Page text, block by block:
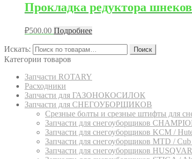
Прокладка редуктора
₽500.00 Подробнее
Искать: Поиск
Категории товаров
Запчасти ROTARY
Расходники
Запчасти для ГАЗОНОКОСИЛОК
Запчасти для СНЕГОУБОРЩИКОВ
Срезные болты и срезные штифты для
Запчасти для снегоуборщиков
Запчасти для снегоуборщиков KCM /
Запчасти для снегоуборщиков MTD /
Запчасти для снегоуборщиков